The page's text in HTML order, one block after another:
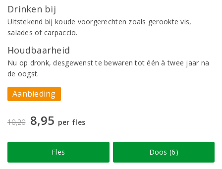
Drinken bij
Uitstekend bij koude voorgerechten zoals gerookte vis,
salades of carpaccio.
Houdbaarheid
Nu op dronk, desgewenst te bewaren tot één à twee jaar na
de oogst.
Aanbieding
10,20 8,95 per fles
Fles Doos (6)